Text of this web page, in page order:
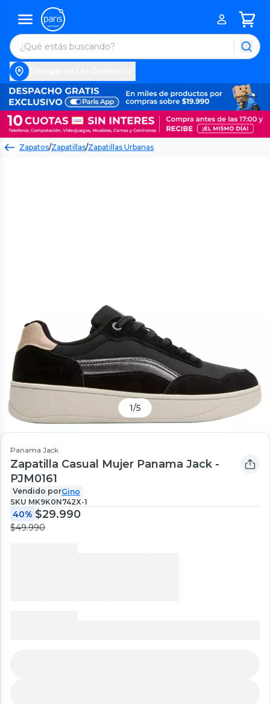
Zapatos/Zapatillas/Zapatillas Urbanas
1/5
Panama Jack
Zapatilla Casual Mujer Panama Jack -
PJM0161
Vendido porGino
SKU MK9K0N742X-1
40% $29.990
$49.990